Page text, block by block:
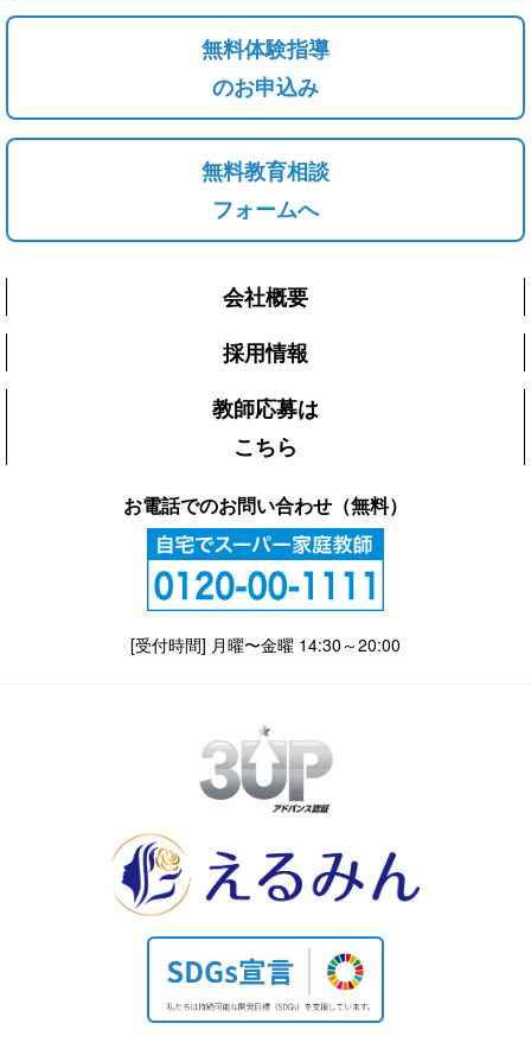
無料体験指導
のお申込み
無料教育相談
フォームへ
会社概要
採用情報
教師応募は
こちら
お電話でのお問い合わせ（無料）
[受付時間] 月曜〜金曜 14:30～20:00